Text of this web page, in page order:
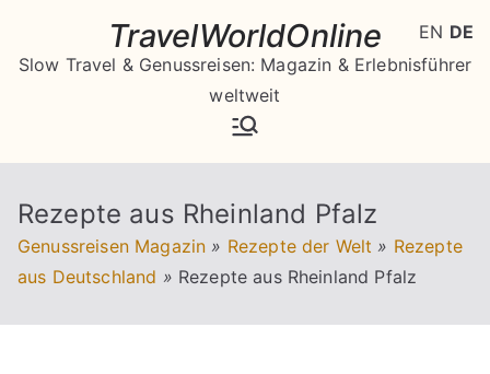
springen
TravelWorldOnline
Slow Travel & Genussreisen: Magazin & Erlebnisführer
weltweit
Rezepte aus Rheinland Pfalz
Genussreisen Magazin » Rezepte der Welt » Rezepte
aus Deutschland » Rezepte aus Rheinland Pfalz
EN DE